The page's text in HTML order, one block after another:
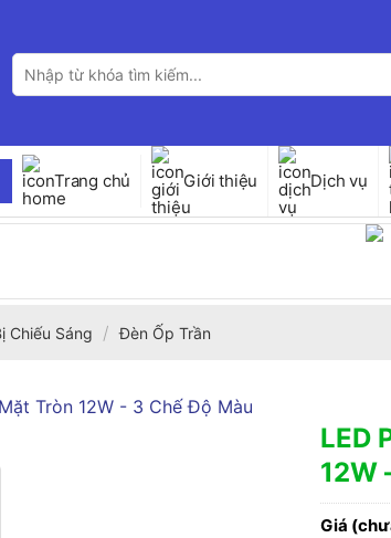
Tìm
kiếm:
Trang chủ Giới thiệu Dịch vụ
Chiếu Sáng / Đèn Ốp Trần
LED
12W
Giá